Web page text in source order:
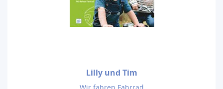
Lilly und Tim
Wir fahren Fahrrad